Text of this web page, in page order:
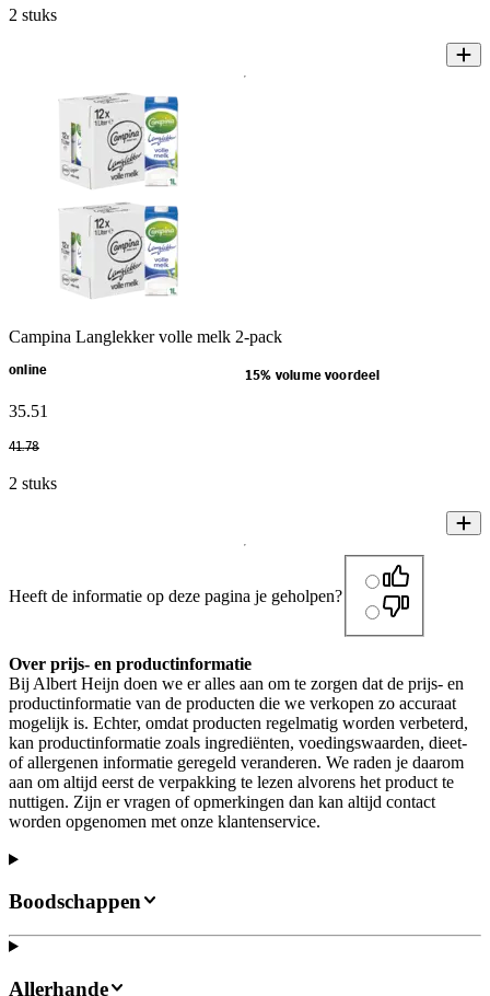
2 stuks
Campina Langlekker volle melk 2-pack
online 15% volume voordeel
35.51
41.78
2 stuks
Heeft de informatie op deze pagina je geholpen?
Over prijs- en productinformatie
Bij Albert Heijn doen we er alles aan om te zorgen dat de prijs- en
productinformatie van de producten die we verkopen zo accuraat
mogelijk is. Echter, omdat producten regelmatig worden verbeterd,
kan productinformatie zoals ingrediënten, voedingswaarden, dieet-
of allergenen informatie geregeld veranderen. We raden je daarom
aan om altijd eerst de verpakking te lezen alvorens het product te
nuttigen. Zijn er vragen of opmerkingen dan kan altijd contact
worden opgenomen met onze klantenservice.
Boodschappen
Allerhande